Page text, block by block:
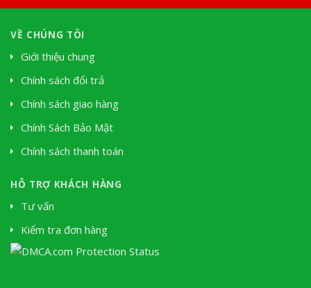
VỀ CHÚNG TÔI
Giới thiệu chung
Chính sách đổi trả
Chính sách giao hàng
Chính Sách Bảo Mật
Chính sách thanh toán
HỖ TRỢ KHÁCH HÀNG
Tư vấn
Kiểm tra đơn hàng